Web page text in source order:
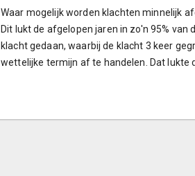
Waar mogelijk worden klachten minnelijk
Dit lukt de afgelopen jaren in zo'n 95%
klacht gedaan, waarbij de klacht 3 keer
wettelijke termijn af te handelen. Dat lukte